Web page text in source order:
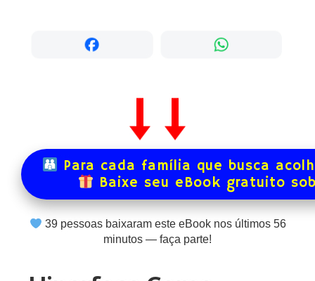
Para cada família que busca
Baixe seu eBook gratuito
39pessoas baixaram este eBook nos últimos 56
minutos — faça parte!